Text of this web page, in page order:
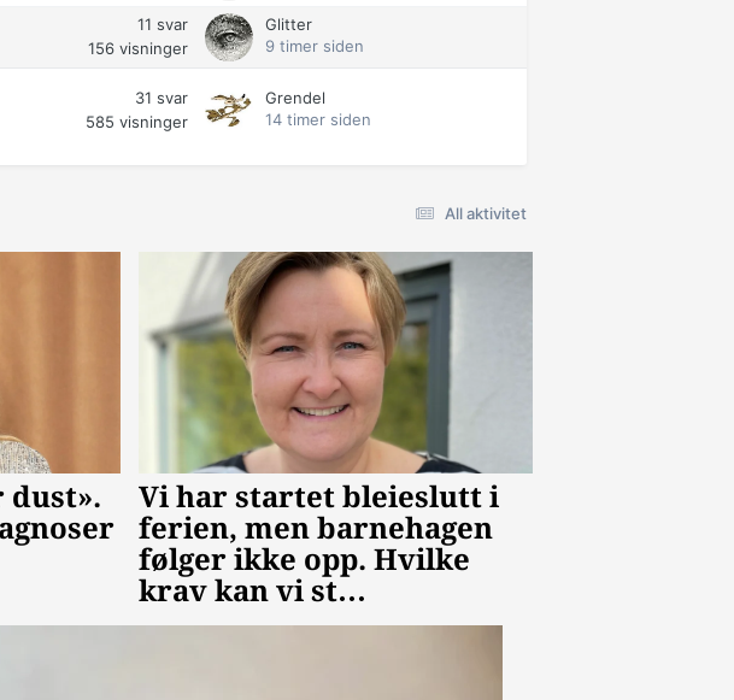
11 svar
156 visninger
Glitter
9 timer siden
31 svar
585 visninger
Grendel
14 timer siden
All aktivitet